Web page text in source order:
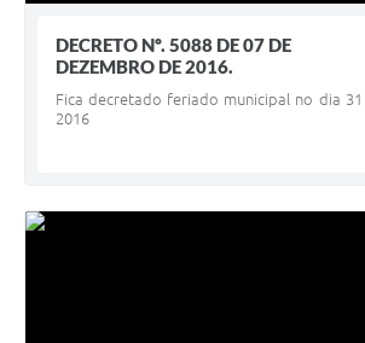
DECRETO Nº. 5088 DE 07 DE
DEZEMBRO DE 2016.
Fica decretado feriado municipal no dia
2016